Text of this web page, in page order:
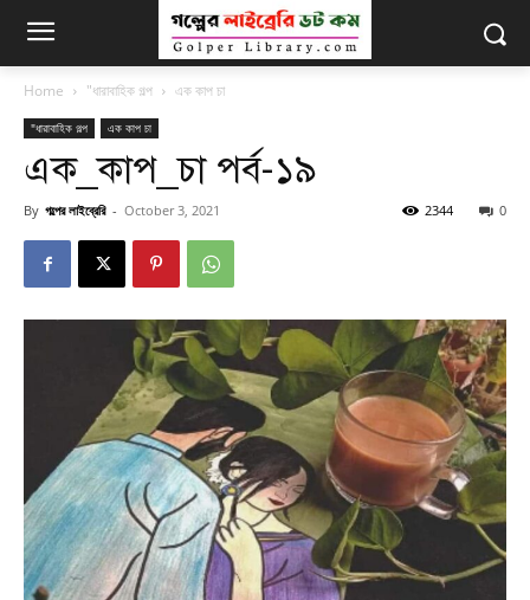
Home "ধারাবাহিক গল্প এক কাপ চা
"ধারাবাহিক গল্প এক কাপ চা
এক_কাপ_চা পর্ব-১৯
By গল্পের লাইব্রেরি - October 3, 2021 0
2344